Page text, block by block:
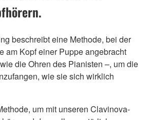
beschreibt eine Methode, bei der
am Kopf einer Puppe angebracht
die Ohren des Pianisten –, um die
wie sie sich wirklich
um mit unseren Clavinova-